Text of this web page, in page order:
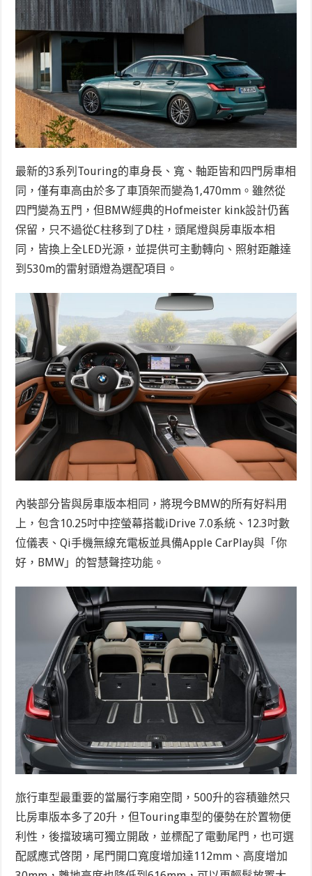
最新的3系列Touring的車身長、寬、軸距皆和四門房車相
同，僅有車高由於多了車頂架而變為1,470mm。雖然從
四門變為五門，但BMW經典的Hofmeister kink設計仍舊
保留，只不過從C柱移到了D柱，頭尾燈與房車版本相
同，皆換上全LED光源，並提供可主動轉向、照射距離達
到530m的雷射頭燈為選配項目。
內裝部分皆與房車版本相同，將現今BMW的所有好料用
上，包含10.25吋中控螢幕搭載iDrive 7.0系統、12.3吋數
位儀表、Qi手機無線充電板並具備Apple CarPlay與「你
好，BMW」的智慧聲控功能。
旅行車型最重要的當屬行李廂空間，500升的容積雖然只
比房車版本多了20升，但Touring車型的優勢在於置物便
利性，後擋玻璃可獨立開啟，並標配了電動尾門，也可選
配感應式啓閉，尾門開口寬度增加達112mm、高度增加